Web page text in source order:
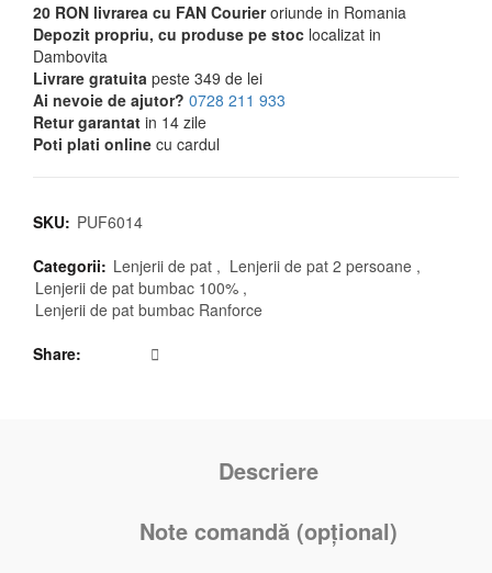
20 RON livrarea cu FAN Courieroriunde in Romania
Depozit propriu, cu produse pe stoc localizat in
Dambovita
Livrare gratuita peste 349 de lei
Ai nevoie de ajutor? 0728 211 933
Retur garantat in 14 zile
Poti plati online cu cardul
SKU: PUF6014
Categorii: Lenjerii de pat , Lenjerii de pat 2 persoane ,
Lenjerii de pat bumbac 100% ,
Lenjerii de pat bumbac Ranforce
Share
Descriere
Note comandă (opțional)